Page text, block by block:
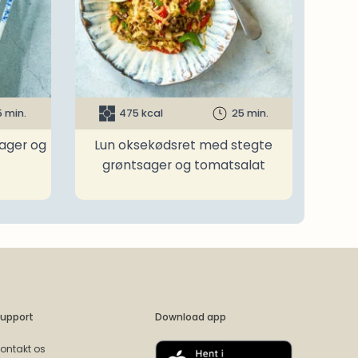
min.
og
475 kcal 25 min.
Lun oksekødsret med stegte
grøntsager og tomatsalat
os
Download app